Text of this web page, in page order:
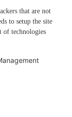
that are not
to setup the site
of technologies